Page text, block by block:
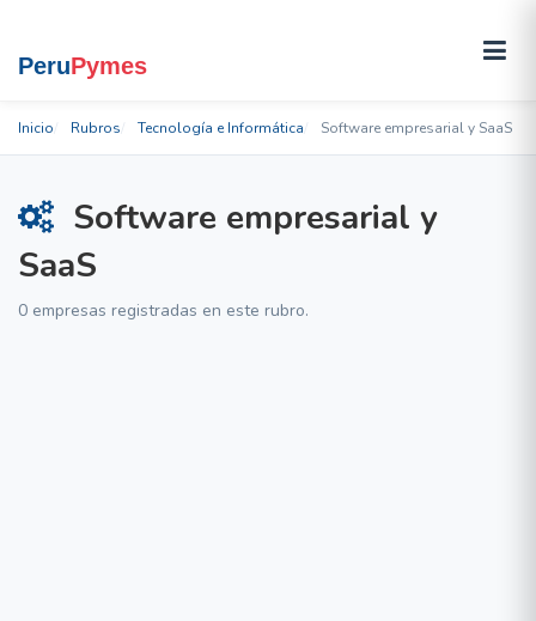
Inicio Rubros Tecnología e Informática Software empresarial y SaaS
Software empresarial y
SaaS
0 empresas registradas en este rubro.